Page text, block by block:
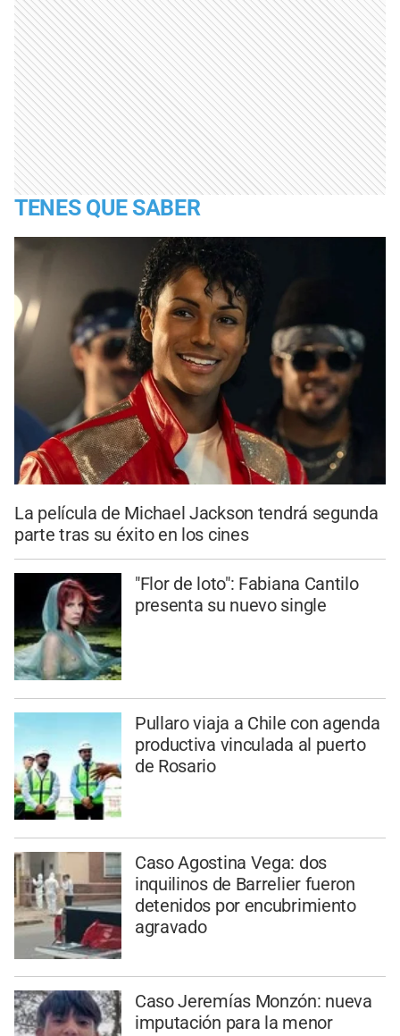
TENES QUE SABER
La película de Michael Jackson tendrá segunda
parte tras su éxito en los cines
"Flor de loto": Fabiana Cantilo
presenta su nuevo single
Pullaro viaja a Chile con agenda
productiva vinculada al puerto
de Rosario
Caso Agostina Vega: dos
inquilinos de Barrelier fueron
detenidos por encubrimiento
agravado
Caso Jeremías Monzón: nueva
imputación para la menor